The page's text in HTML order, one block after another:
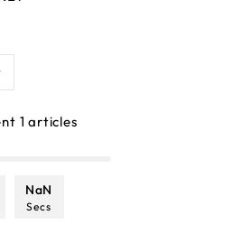
1articles
NaN
Secs